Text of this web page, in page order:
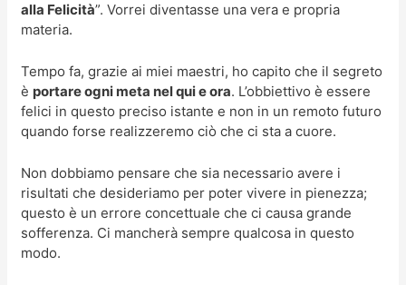
alla Felicità”. Vorrei diventasse una vera e propria
materia.
Tempo fa, grazie ai miei maestri, ho capito che il segreto
è portare ogni meta nel qui e ora. L’obbiettivo è essere
felici in questo preciso istante e non in un remoto futuro
quando forse realizzeremo ciò che ci sta a cuore.
Non dobbiamo pensare che sia necessario avere i
risultati che desideriamo per poter vivere in pienezza;
questo è un errore concettuale che ci causa grande
sofferenza. Ci mancherà sempre qualcosa in questo
modo.